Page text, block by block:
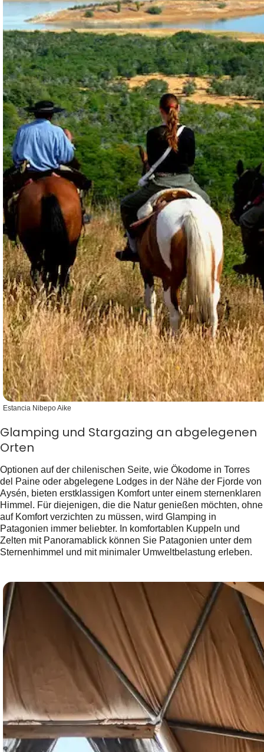
Estancia Nibepo Aike
Glamping und Stargazing an abgelegenen
Orten
Optionen auf der chilenischen Seite, wie Ökodome in Torres
del Paine oder abgelegene Lodges in der Nähe der Fjorde von
Aysén, bieten erstklassigen Komfort unter einem sternenklaren
Himmel. Für diejenigen, die die Natur genießen möchten, ohne
auf Komfort verzichten zu müssen, wird Glamping in
Patagonien immer beliebter. In komfortablen Kuppeln und
Zelten mit Panoramablick können Sie Patagonien unter dem
Sternenhimmel und mit minimaler Umweltbelastung erleben.